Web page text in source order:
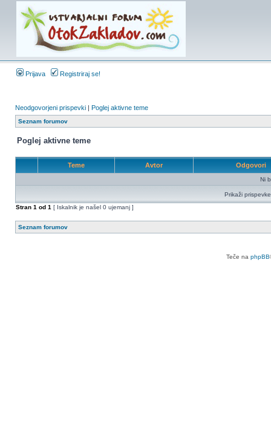
Prijava Registriraj se!
Neodgovorjeni prispevki | Poglej aktivne teme
Seznam forumov
Poglej aktivne teme
Teme Avtor Odgovori
Ni
Prikaži
Stran 1 od 1 [ Iskalnik je našel 0 ujemanj ]
Seznam forumov
Teče na phpBB